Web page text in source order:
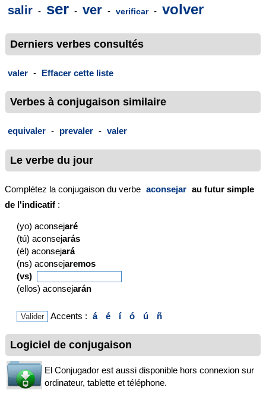
salir - ser - ver - verificar - volver
Derniers verbes consultés
valer - Effacer cette liste
Verbes à conjugaison similaire
equivaler - prevaler - valer
Le verbe du jour
Complétez la conjugaison du verbe aconsejar au futur simple
de l'indicatif :
(yo) aconsejaré
(tú) aconsejarás
(él) aconsejará
(ns) aconsejaremos
(vs)
(ellos) aconsejarán
Accents : á é í ó ú ñ
Logiciel de conjugaison
El Conjugador est aussi disponible hors connexion sur
ordinateur, tablette et téléphone.